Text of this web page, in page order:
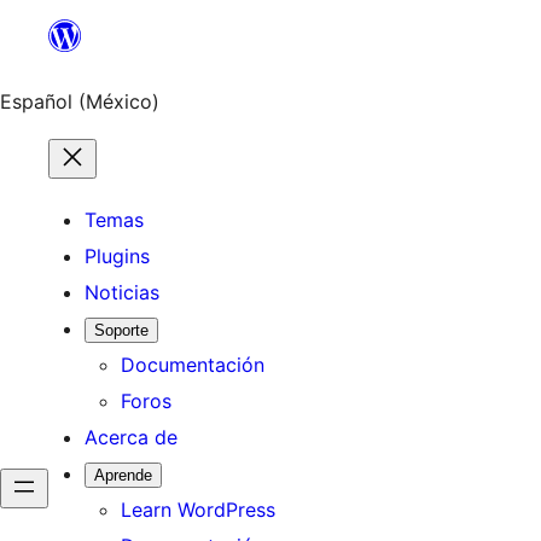
contenido
Español (México)
Temas
Plugins
Noticias
Soporte
Documentación
Foros
Acerca de
Aprende
Learn WordPress